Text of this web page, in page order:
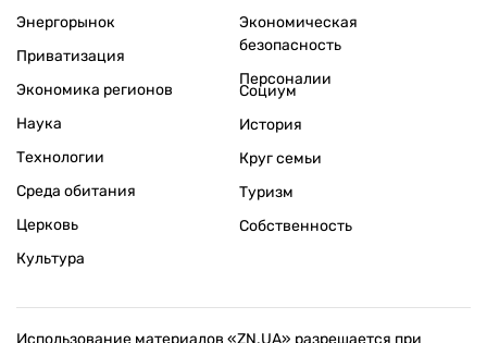
Энергорынок
Приватизация
Экономика регионов
Экономическая
безопасность
Персоналии
Наука
Технологии
Среда обитания
Церковь
Культура
Социум
История
Круг семьи
Туризм
Собственность